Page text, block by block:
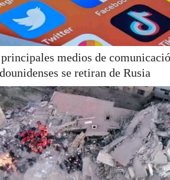
medios de
se retiran de Rusia